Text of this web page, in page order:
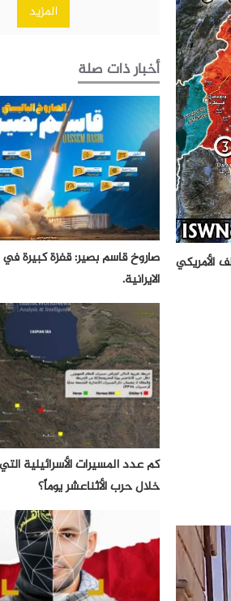
الأمريكي
المزيد
أخبار ذات صلة
صاروخ قاسم بصير: قفزة كبيرة في
الايرانية.
كم عدد المسيرات الأسرائيلية
خلال حرب الأثناعشر يوماً؟